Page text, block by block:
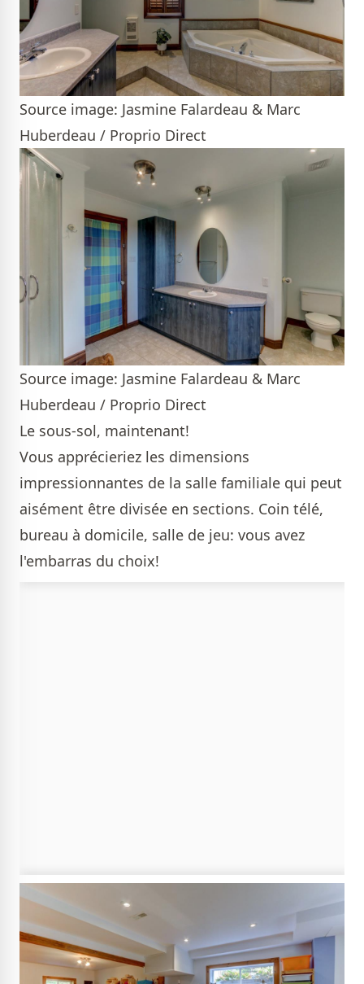
Source image: Jasmine Falardeau & Marc
Huberdeau / Proprio Direct
Source image: Jasmine Falardeau & Marc
Huberdeau / Proprio Direct
Le sous-sol, maintenant!
Vous apprécieriez les dimensions
impressionnantes de la salle familiale qui peut
aisément être divisée en sections. Coin télé,
bureau à domicile, salle de jeu: vous avez
l'embarras du choix!